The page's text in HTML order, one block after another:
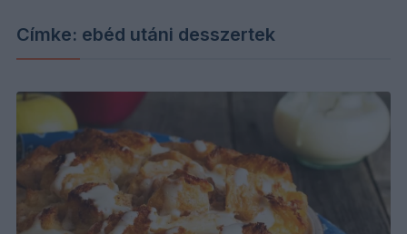
Címke: ebéd utáni desszertek